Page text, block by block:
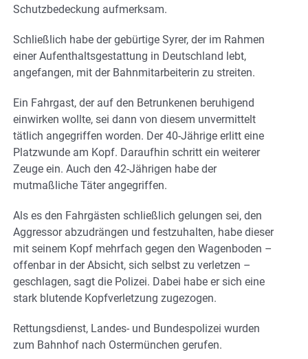
Schutzbedeckung aufmerksam.
Schließlich habe der gebürtige Syrer, der im Rahmen
einer Aufenthaltsgestattung in Deutschland lebt,
angefangen, mit der Bahnmitarbeiterin zu streiten.
Ein Fahrgast, der auf den Betrunkenen beruhigend
einwirken wollte, sei dann von diesem unvermittelt
tätlich angegriffen worden. Der 40-Jährige erlitt eine
Platzwunde am Kopf. Daraufhin schritt ein weiterer
Zeuge ein. Auch den 42-Jährigen habe der
mutmaßliche Täter angegriffen.
Als es den Fahrgästen schließlich gelungen sei, den
Aggressor abzudrängen und festzuhalten, habe dieser
mit seinem Kopf mehrfach gegen den Wagenboden –
offenbar in der Absicht, sich selbst zu verletzen –
geschlagen, sagt die Polizei. Dabei habe er sich eine
stark blutende Kopfverletzung zugezogen.
Rettungsdienst, Landes- und Bundespolizei wurden
zum Bahnhof nach Ostermünchen gerufen.